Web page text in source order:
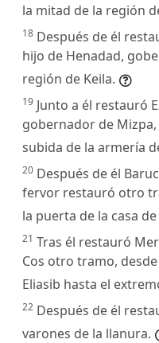
la mitad de la región
18 Después de él
hijo de Henadad,
región de Keila.
19 Junto a él restauró
gobernador de
subida de la armería
20 Después de él
fervor restauró otro
la puerta de la casa
21 Tras él restauró
Cos otro tramo,
Eliasib hasta el
22 Después de él
varones de la llanura.